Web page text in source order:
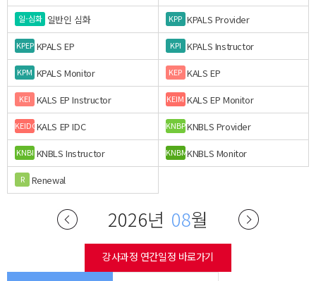
일-심화 일반인 심화 KPP KPALS Provider
KPEP KPALS EP KPI KPALS Instructor
KPM KPALS Monitor KEP KALS EP
KEI KALS EP Instructor KEIM KALS EP Monitor
KEIDCKALS EP IDC KNBPKNBLS Provider
KNBI KNBLS Instructor KNBMKNBLS Monitor
R Renewal
2026년 08월
강사과정 연간일정 바로가기